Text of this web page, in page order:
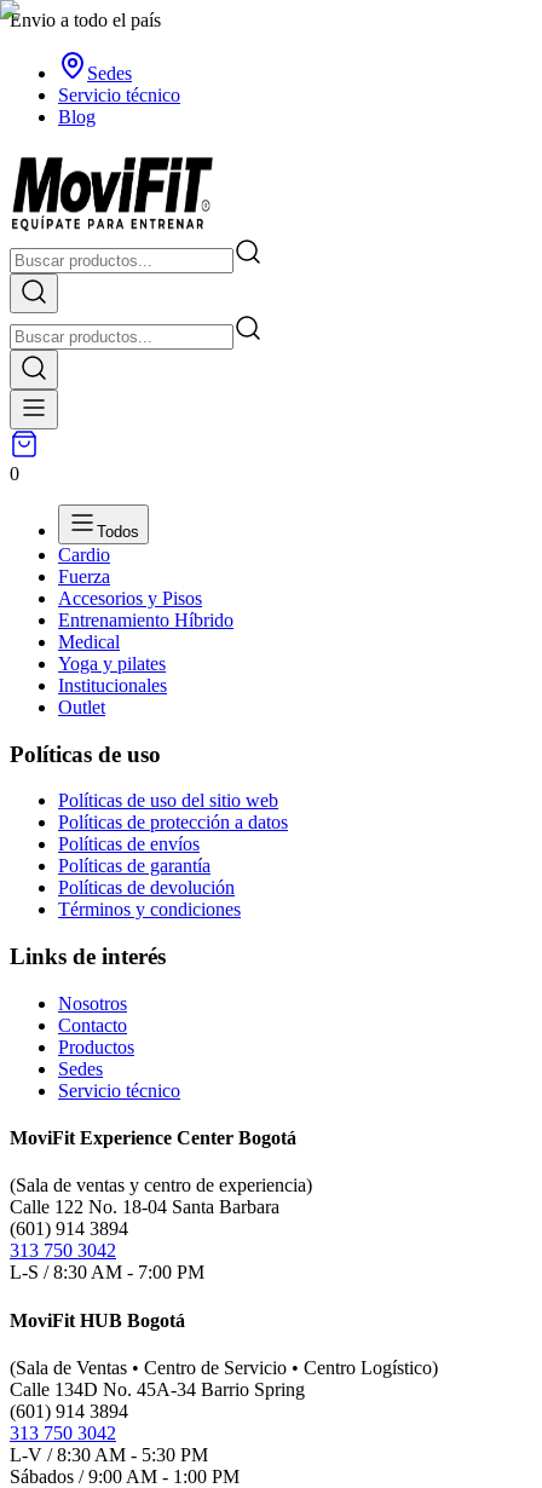
Envio a todo el país
Sedes
Servicio técnico
Blog
0
Todos
Cardio
Fuerza
Accesorios y Pisos
Entrenamiento Híbrido
Medical
Yoga y pilates
Institucionales
Outlet
Políticas de uso
Políticas de uso del sitio web
Políticas de protección a datos
Políticas de envíos
Políticas de garantía
Políticas de devolución
Términos y condiciones
Links de interés
Nosotros
Contacto
Productos
Sedes
Servicio técnico
MoviFit Experience Center Bogotá
(Sala de ventas y centro de experiencia)
Calle 122 No. 18-04 Santa Barbara
(601) 914 3894
313 750 3042
L-S / 8:30 AM - 7:00 PM
MoviFit HUB Bogotá
(Sala de Ventas • Centro de Servicio • Centro Logístico)
Calle 134D No. 45A-34 Barrio Spring
(601) 914 3894
313 750 3042
L-V / 8:30 AM - 5:30 PM
Sábados / 9:00 AM - 1:00 PM